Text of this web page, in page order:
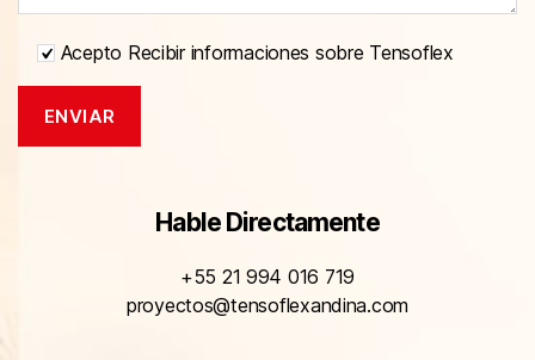
Acepto Recibir informaciones sobre Tensoflex
Hable Directamente
+55 21 994 016 719
proyectos@tensoflexandina.com